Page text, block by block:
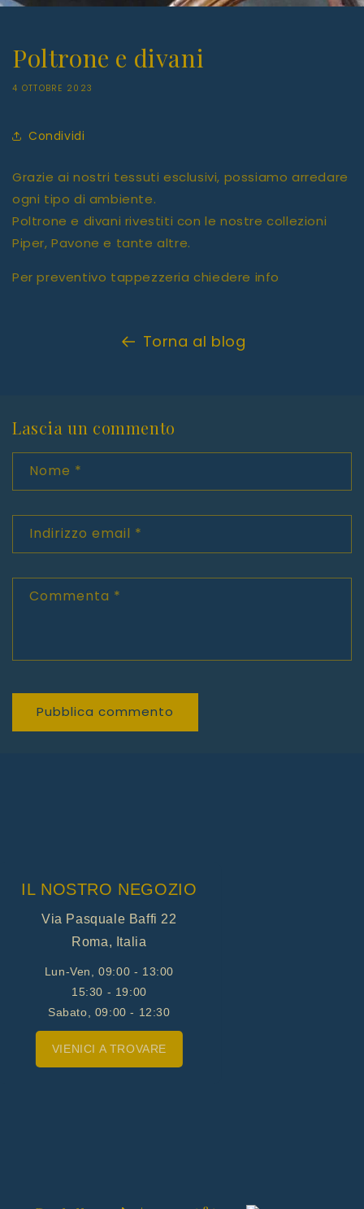
Poltrone e divani
4 OTTOBRE 2023
Condividi
Grazie ai nostri tessuti esclusivi, possiamo arredare
ogni tipo di ambiente.
Poltrone e divani rivestiti con le nostre collezioni
Piper, Pavone e tante altre.
Per preventivo tappezzeria chiedere info
Torna al blog
Lascia un commento
Nome *
Indirizzo email *
Commenta *
IL NOSTRO NEGOZIO
Via Pasquale Baffi 22
Roma, Italia
Lun-Ven, 09:00 - 13:00
15:30 - 19:00
Sabato, 09:00 - 12:30
VIENICI A TROVARE